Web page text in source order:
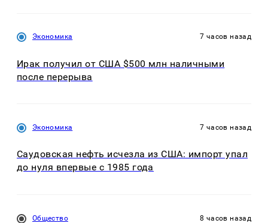
Экономика 7 часов назад
Ирак получил от США $500 млн наличными
после перерыва
Экономика 7 часов назад
Саудовская нефть исчезла из США: импорт упал
до нуля впервые с 1985 года
Общество 8 часов назад